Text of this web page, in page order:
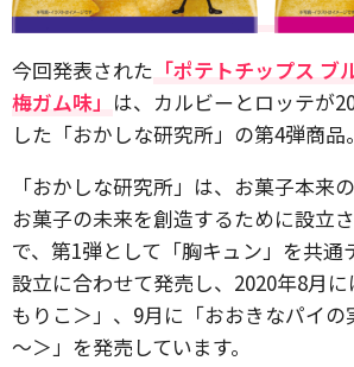
今回発表された 「ポテトチップス
梅ガム味」 は、カルビーとロッテが
した「おかしな研究所」の第4弾商品。
「おかしな研究所」は、お菓子本来
お菓子の未来を創造するために設立
で、第1弾として「胸キュン」を共通
設立に合わせて発売し、2020年8月
もりこ＞」、9月に「おおきなパイの
～＞」を発売しています。